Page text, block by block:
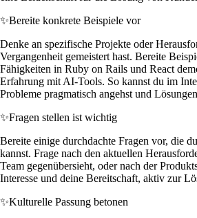
✨Bereite konkrete Beispiele vor
Denke an spezifische Projekte oder
Vergangenheit gemeistert hast. Bereite
Fähigkeiten in Ruby on Rails und React
Erfahrung mit AI-Tools. So kannst du im
Probleme pragmatisch angehst und
✨Fragen stellen ist wichtig
Bereite einige durchdachte Fragen vor, die
kannst. Frage nach den aktuellen
Team gegenübersieht, oder nach der
Interesse und deine Bereitschaft, aktiv zur
✨Kulturelle Passung betonen